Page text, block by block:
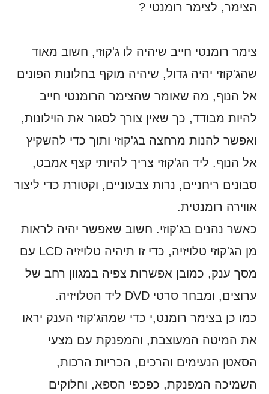
הצימר, לצימר רומנטי ?
צימר רומנטי חייב שיהיה לו ג'קוזי, חשוב מאוד
שהג'קוזי יהיה גדול, שיהיה מוקף בחלונות הפונים
אל הנוף, מה שאומר שהצימר הרומנטי חייב
להיות מבודד, כך שאין צורך לסגור את הוילונות,
ואפשר להנות מרחצה בג'קוזי ותוך כדי להשקיץ
אל הנוף. ליד הג'קוזי צריך להיותי קצף אמבט,
סבונים ריחניים, נרות צבעוניים, וקטורת כדי ליצור
אווירה רומנטית.
כאשר נהנים בג'קוזי. חשוב שאפשר יהיה לראות
מן הג'קוזי טלויזיה, כדי זו תיהיה טלויזיה LCD עם
מסך ענק, כמובן אפשרות צפיה במגוון רחב של
ערוצים, ומבחר סרטי DVD ליד הטלויזיה.
כמו כן בצימר רומנט,י כדי שמהג'קוזי הענק יראו
את המיטה המעוצבת, והמפנקת עם מצעי
הסאטן הנעימים והרכים, הכריות הרכות,
השמיכה המפנקת, כפכפי הספא, וחלוקים